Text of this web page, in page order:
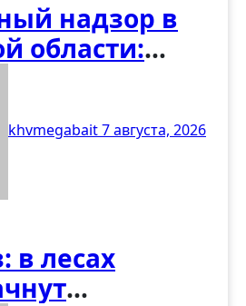
надзор в
области:
khvmegabait7 августа, 2026
в лесах